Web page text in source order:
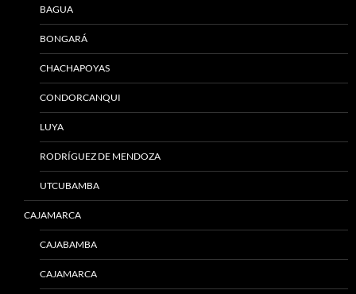
BAGUA
BONGARÁ
CHACHAPOYAS
CONDORCANQUI
LUYA
RODRÍGUEZ DE MENDOZA
UTCUBAMBA
CAJAMARCA
CAJABAMBA
CAJAMARCA